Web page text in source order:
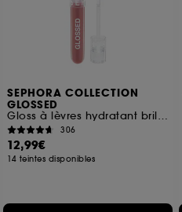
SEPHORA COLLECTION
GLOSSED
Gloss à lèvres hydratant brillance effet miroir
306
12,99€
14 teintes disponibles